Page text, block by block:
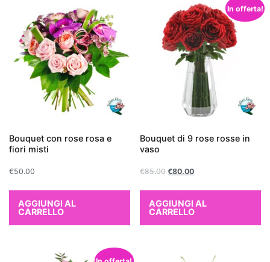
Bouquet con rose rosa e
fiori misti
€50.00
AGGIUNGI AL
CARRELLO
In offerta!
Bouquet di 9 rose rosse in
vaso
€85.00 €80.00
AGGIUNGI AL
CARRELLO
appartamento,
le
piante
rappresentano
una
eccellente.